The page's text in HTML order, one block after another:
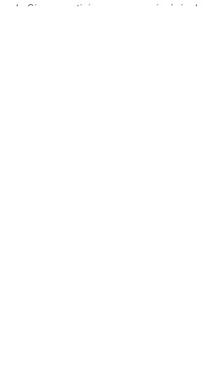
de Gion e participar numa cerimónia do